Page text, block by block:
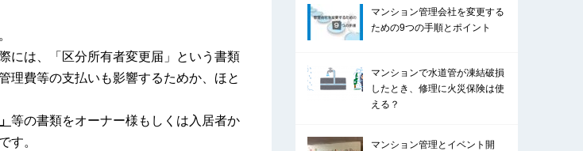
には、「区分所有者変更届」という書類
理費等の支払いも影響するためか、ほと
等の書類をオーナー様もしくは入居者か
す。
マンション管理会社を変更する
ための9つの手順とポイント
マンションで水道管が凍結破損
したとき、修理に火災保険は使
える？
マンション管理とイベント開